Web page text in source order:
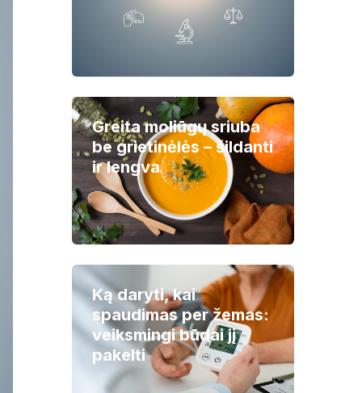
Greita moliūgų sriuba
be grietinėlės – šildanti
ir lengva
Ką daryti, kai
spaudimas per žemas:
veiksmingi būdai jį
pakelti